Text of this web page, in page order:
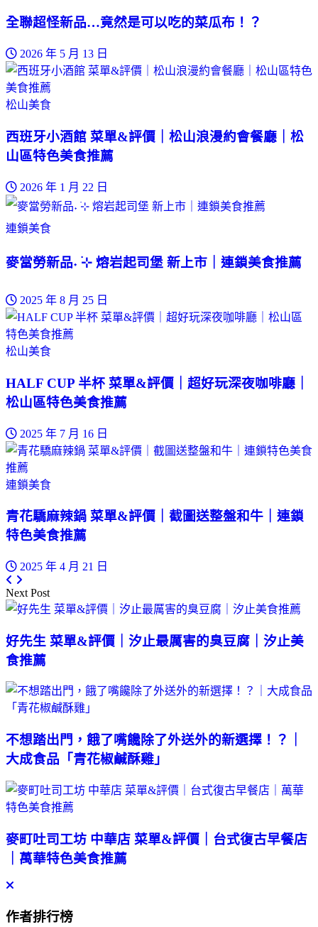
全聯超怪新品…竟然是可以吃的菜瓜布！？
2026 年 5 月 13 日
松山美食
西班牙小酒館 菜單&評價｜松山浪漫約會餐廳｜松
山區特色美食推薦
2026 年 1 月 22 日
連鎖美食
麥當勞新品˖ ࣪⊹ 熔岩起司堡 新上市｜連鎖美食推薦
2025 年 8 月 25 日
松山美食
HALF CUP 半杯 菜單&評價｜超好玩深夜咖啡廳｜
松山區特色美食推薦
2025 年 7 月 16 日
連鎖美食
青花驕麻辣鍋 菜單&評價｜截圖送整盤和牛｜連鎖
特色美食推薦
2025 年 4 月 21 日
Next Post
好先生 菜單&評價｜汐止最厲害的臭豆腐｜汐止美
食推薦
不想踏出門，餓了嘴饞除了外送外的新選擇！？｜
大成食品「青花椒鹹酥雞」
麥町吐司工坊 中華店 菜單&評價｜台式復古早餐店
｜萬華特色美食推薦
作者排行榜